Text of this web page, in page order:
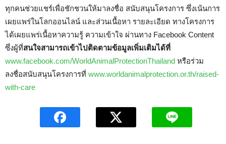
ทุกคนช่วยแชร์เพื่อชักชวนให้มาลงชื่อ สนับสนุนโครงการ ซึ่งเน้นการ
เผยแพร่ในโลกออนไลน์ และส่วนเนื้อหา รายละเอียด ทางโครงการ
ได้เผยแพร่เนื้อหาความรู้ ความเข้าใจ ผ่านทาง Facebook Content
ซึ่งผู้ที่สนใจสามารถเข้าไปติดตามข้อมูลเพิ่มเติมได้ที่
www.facebook.com/WorldAnimalProtectionThailand หรือร่วม
ลงชื่อสนับสนุนโครงการที่ www.worldanimalprotection.or.th/raised-
with-care